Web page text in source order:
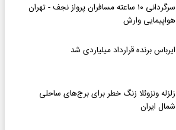
سرگردانی ۱۰ ساعته مسافران پرواز نجف - تهران
هواپیمایی وارش
ایرباس برنده قرارداد میلیاردی شد
زلزله ونزوئلا زنگ خطر برای برج‌های ساحلی
شمال ایران